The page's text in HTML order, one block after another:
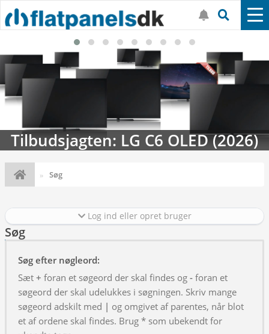
Tilbudsjagten: LG C6 OLED (2026)
Søg
Log ind eller opret bruger
Søg
Søg efter nøgleord:
Sæt + foran et søgeord der skal findes og - foran et
søgeord der skal udelukkes i søgningen. Skriv mange
søgeord adskilt med | og omgivet af parentes, når blot
et af ordene skal findes. Brug * som ubekendt for